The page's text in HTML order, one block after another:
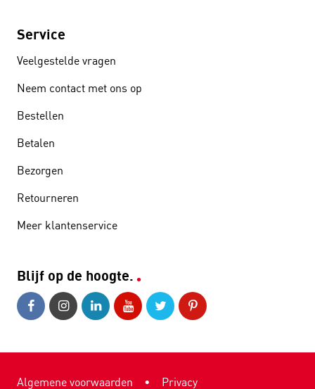
Service
Veelgestelde vragen
Neem contact met ons op
Bestellen
Betalen
Bezorgen
Retourneren
Meer klantenservice
Blijf op de hoogte.
Algemene voorwaarden • Privacy